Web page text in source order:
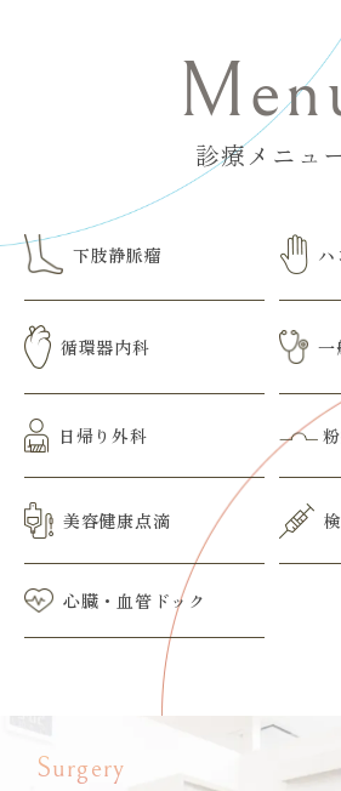
診療メニュ
下肢静脈瘤 ハ
循環器内科 一
日帰り外科
美容健康点滴
心臓・血管ドック
Surgery